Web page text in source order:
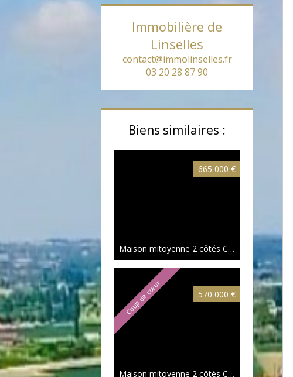
Immobilière de
Linselles
contact@immolinselles.fr
03 20 28 87 90
Biens similaires :
665 000 €
Maison mitoyenne 2 côtés Croix
Coup de cœur 570 000 €
Maison mitoyenne 2 côtés Croix 191 m²